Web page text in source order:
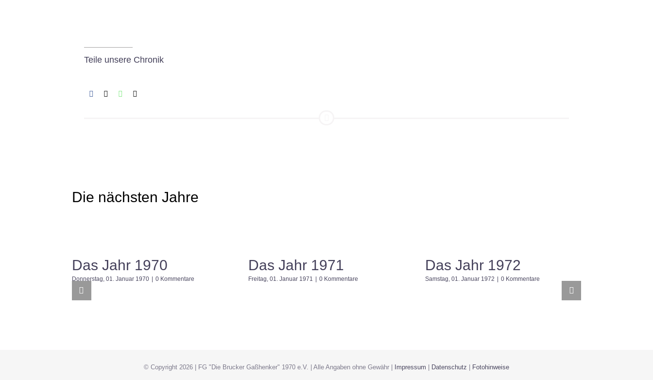
Teile unsere Chronik
Die nächsten Jahre
Das Jahr 1970
Donnerstag, 01. Januar 1970 | 0 Kommentare
Das Jahr 1971
Freitag, 01. Januar 1971 | 0 Kommentare
Das Jahr 1972
Samstag, 01. Januar 1972 | 0 Kommentare
© Copyright 2026 | FG "Die Brucker Gaßhenker" 1970 e.V. | Alle Angaben ohne Gewähr | Impressum | Datenschutz | Fotohinweise